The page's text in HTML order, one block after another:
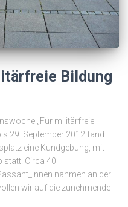
Bildung
„Für militärfreie
29. September 2012 fand
eine Kundgebung, mit
statt. Circa 40
nahmen an der
wir auf die zunehmende